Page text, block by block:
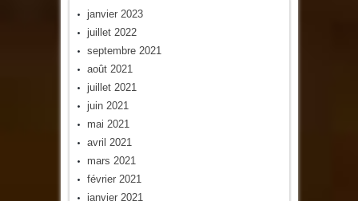
janvier 2023
juillet 2022
septembre 2021
août 2021
juillet 2021
juin 2021
mai 2021
avril 2021
mars 2021
février 2021
janvier 2021